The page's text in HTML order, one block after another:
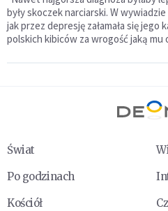
były skoczek narciarski. W
jak przez depresję załamała się jego
polskich kibiców za wrogość jaką mu
Świat
Po godzinach
Kościół